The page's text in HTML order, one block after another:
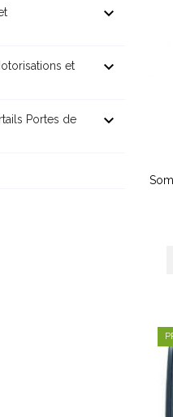

et

Portes de
